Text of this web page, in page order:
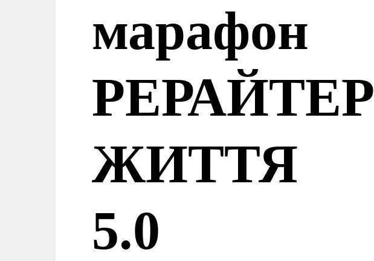
марафон
РЕРАЙТЕР
ЖИТТЯ
5.0